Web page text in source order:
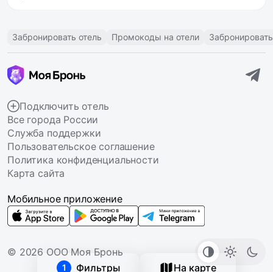
1 Фильтры На карте
Забронировать отель Промокоды на отели
Подключить отель
Все города России
Служба поддержки
Пользовательское соглашение
Политика конфиденциальности
Карта сайта
© 2026 ООО Моя Бронь
Мобильное приложение